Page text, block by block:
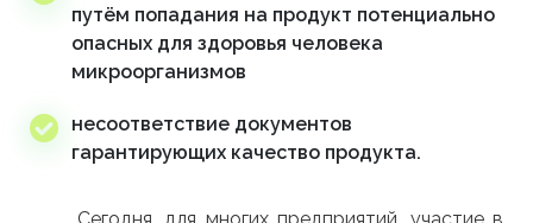
путём попадания на продукт потенциально
опасных для здоровья человека
микроорганизмов
несоответствие документов
гарантирующих качество продукта.